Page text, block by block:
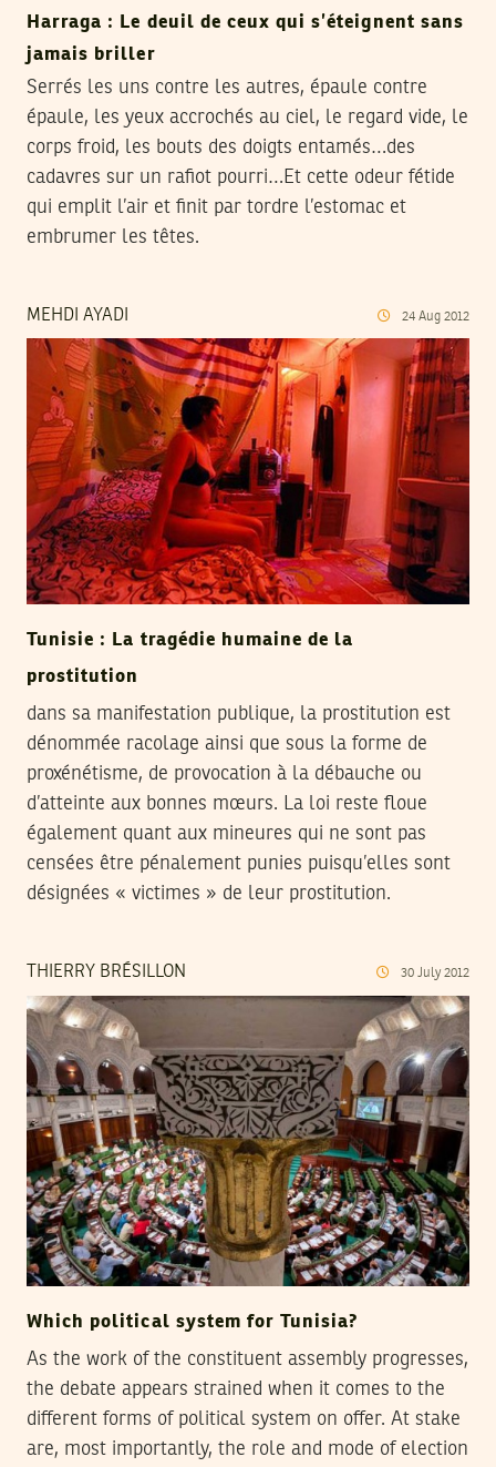
Harraga : Le deuil de ceux qui s’éteignent sans
jamais briller
Serrés les uns contre les autres, épaule contre
épaule, les yeux accrochés au ciel, le regard vide, le
corps froid, les bouts des doigts entamés…des
cadavres sur un rafiot pourri…Et cette odeur fétide
qui emplit l’air et finit par tordre l’estomac et
embrumer les têtes.
MEHDI AYADI 24 Aug 2012
Tunisie : La tragédie humaine de la
prostitution
dans sa manifestation publique, la prostitution est
dénommée racolage ainsi que sous la forme de
proxénétisme, de provocation à la débauche ou
d’atteinte aux bonnes mœurs. La loi reste floue
également quant aux mineures qui ne sont pas
censées être pénalement punies puisqu’elles sont
désignées « victimes » de leur prostitution.
THIERRY BRÉSILLON 30 July 2012
Which political system for Tunisia?
As the work of the constituent assembly progresses,
the debate appears strained when it comes to the
different forms of political system on offer. At stake
are, most importantly, the role and mode of election